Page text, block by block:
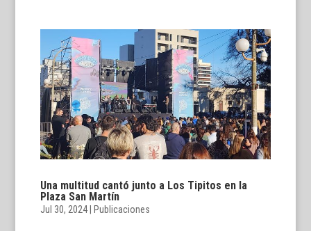
Una multitud cantó junto a Los Tipitos en la
Plaza San Martín
Jul 30, 2024| Publicaciones